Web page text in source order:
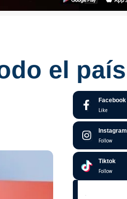
el país
Facebook
Like
Instagram
Follow
Tiktok
Follow